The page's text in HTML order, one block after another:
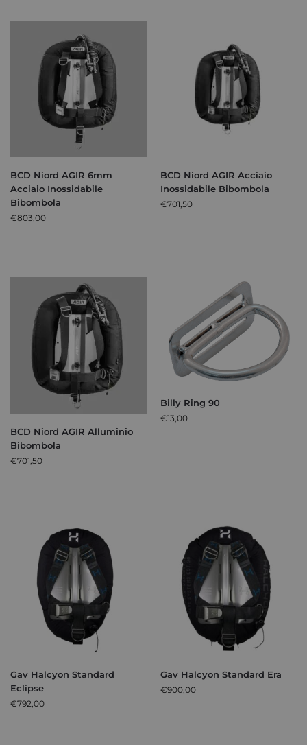
BCD Niord AGIR 6mm
Acciaio Inossidabile
Bibombola
€803,00
BCD Niord AGIR Acciaio
Inossidabile Bibombola
€701,50
BCD Niord AGIR Alluminio
Bibombola
€701,50
Billy Ring 90
€13,00
Gav Halcyon Standard
Eclipse
€792,00
Gav Halcyon Standard Era
€900,00